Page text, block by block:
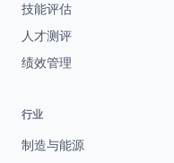
技能评估
人才测评
绩效管理
行业
制造与能源